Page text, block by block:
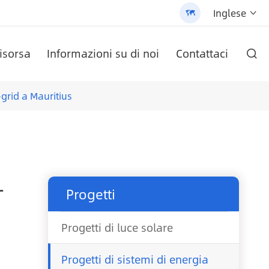
 Inglese 
Informazioni su di noi Contattaci 
a Mauritius
Progetti
Progetti di luce solare
Progetti di sistemi di energia